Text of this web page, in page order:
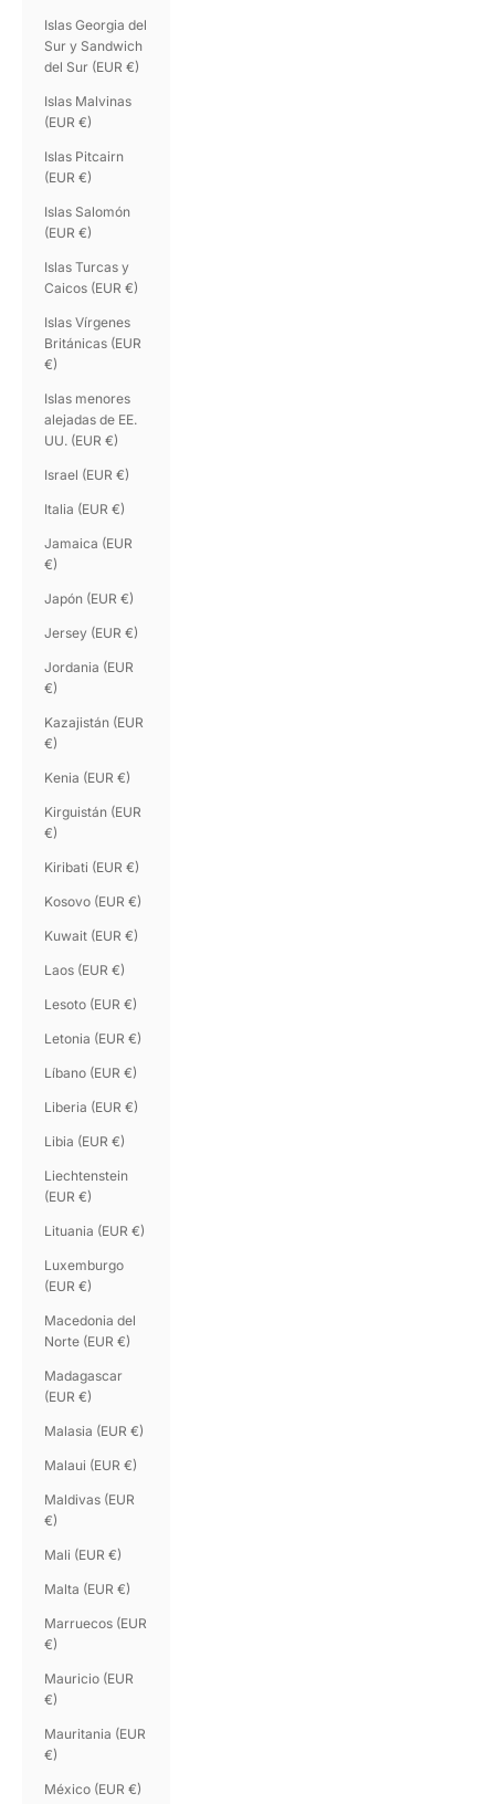
Islas Georgia del
Sur y Sandwich
del Sur (EUR €)
Islas Malvinas
(EUR €)
Islas Pitcairn
(EUR €)
Islas Salomón
(EUR €)
Islas Turcas y
Caicos (EUR €)
Islas Vírgenes
Británicas (EUR
€)
Islas menores
alejadas de EE.
UU. (EUR €)
Israel (EUR €)
Italia (EUR €)
Jamaica (EUR
€)
Japón (EUR €)
Jersey (EUR €)
Jordania (EUR
€)
Kazajistán (EUR
€)
Kenia (EUR €)
Kirguistán (EUR
€)
Kiribati (EUR €)
Kosovo (EUR €)
Kuwait (EUR €)
Laos (EUR €)
Lesoto (EUR €)
Letonia (EUR €)
Líbano (EUR €)
Liberia (EUR €)
Libia (EUR €)
Liechtenstein
(EUR €)
Lituania (EUR €)
Luxemburgo
(EUR €)
Macedonia del
Norte (EUR €)
Madagascar
(EUR €)
Malasia (EUR €)
Malaui (EUR €)
Maldivas (EUR
€)
Mali (EUR €)
Malta (EUR €)
Marruecos (EUR
€)
Mauricio (EUR
€)
Mauritania (EUR
€)
México (EUR €)